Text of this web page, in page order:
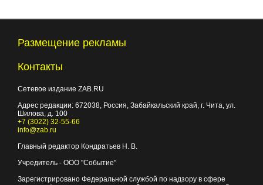
Размещение рекламы
Контакты
Сетевое издание ZAB.RU
Адрес редакции: 672038 , Россия, Забайкальский край, г. Чита ул.
Шилова, д. 100
+7 (3022) 32-55-66
info@zab.ru
Главный редактор Кондратьев Н. В.
Учредитель - ООО "Событие"
Зарегистрировано Федеральной службой по надзору в сфере